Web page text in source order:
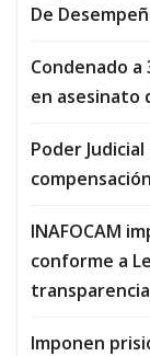
De
Condenado
en asesinato
Poder
INAFOCAM
conforme a
Imponen